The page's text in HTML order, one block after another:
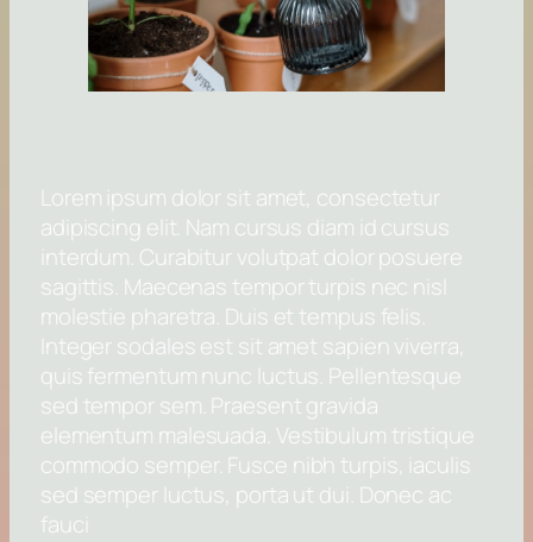
Lorem ipsum dolor sit amet, consectetur
adipiscing elit. Nam cursus diam id cursus
interdum. Curabitur volutpat dolor posuere
sagittis. Maecenas tempor turpis nec nisl
molestie pharetra. Duis et tempus felis.
Integer sodales est sit amet sapien viverra,
quis fermentum nunc luctus. Pellentesque
sed tempor sem. Praesent gravida
elementum malesuada. Vestibulum tristique
commodo semper. Fusce nibh turpis, iaculis
sed semper luctus, porta ut dui. Donec ac
fauci